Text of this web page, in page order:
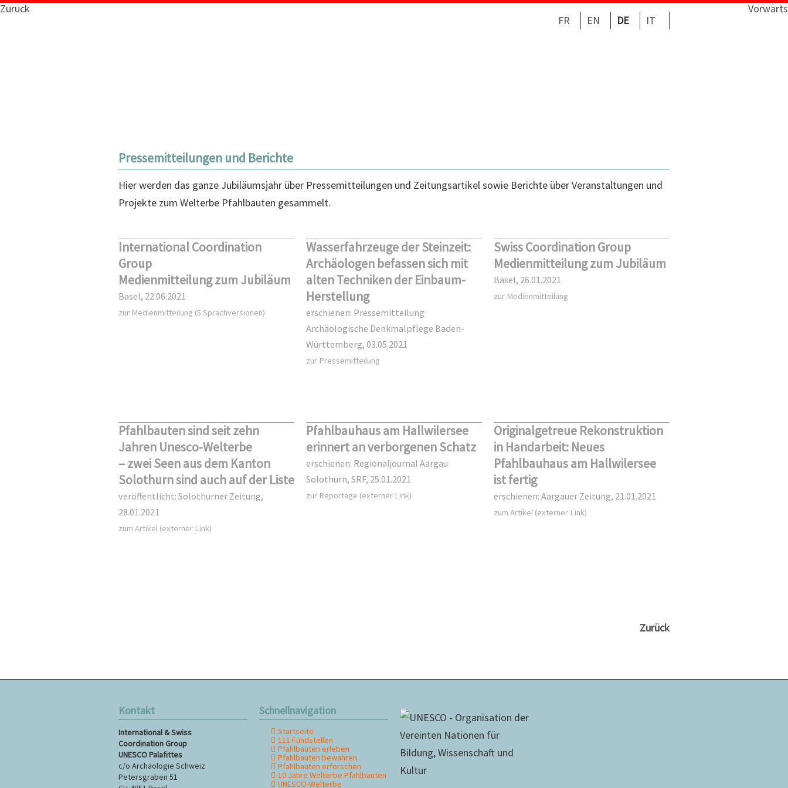
FR EN DE IT
Zurück Vorwärts
Pressemitteilungen und Berichte
Hier werden das ganze Jubiläumsjahr über Pressemitteilungen und Zeitungsartikel sowie Berichte über Veranstaltungen und
Projekte zum Welterbe Pfahlbauten gesammelt.
International Coordination
Group
Medienmitteilung zum Jubiläum
Basel, 22.06.2021
zur Medienmitteilung (5 Sprachversionen)
Wasserfahrzeuge der Steinzeit:
Archäologen befassen sich mit
alten Techniken der Einbaum-
Herstellung
erschienen: Pressemitteilung
Archäologische Denkmalpflege Baden-
Württemberg, 03.05.2021
zur Pressemitteilung
Swiss Coordination Group
Medienmitteilung zum Jubiläum
Basel, 26.01.2021
zur Medienmitteilung
Pfahlbauten sind seit zehn
Jahren Unesco-Welterbe
– zwei Seen aus dem Kanton
Solothurn sind auch auf der Liste
veröffentlicht: Solothurner Zeitung,
28.01.2021
zum Artikel (externer Link)
Pfahlbauhaus am Hallwilersee
erinnert an verborgenen Schatz
erschienen: Regionaljournal Aargau
Solothurn, SRF, 25.01.2021
zur Reportage (externer Link)
Originalgetreue Rekonstruktion
in Handarbeit: Neues
Pfahlbauhaus am Hallwilersee
ist fertig
erschienen: Aargauer Zeitung, 21.01.2021
zum Artikel (externer Link)
Zurück
Kontakt
International & Swiss
Coordination Group
UNESCO Palafittes
c/o Archäologie Schweiz
Petersgraben 51
Schnellnavigation
Navigation
überspringen
Startseite
111 Fundstellen
Pfahlbauten erleben
Pfahlbauten bewahren
Pfahlbauten erforschen
10 Jahre Welterbe Pfahlbauten
UNESCO-Welterbe